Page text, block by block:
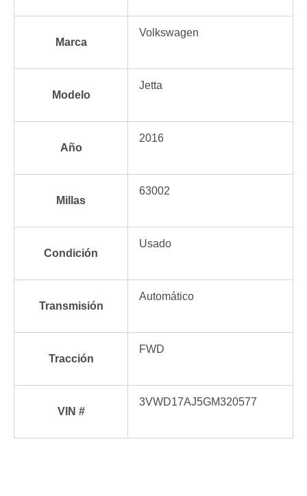
Marca
Volkswagen
Modelo
Jetta
Año
2016
Millas
63002
Condición
Usado
Transmisión
Automático
Tracción
FWD
VIN #
3VWD17AJ5GM320577